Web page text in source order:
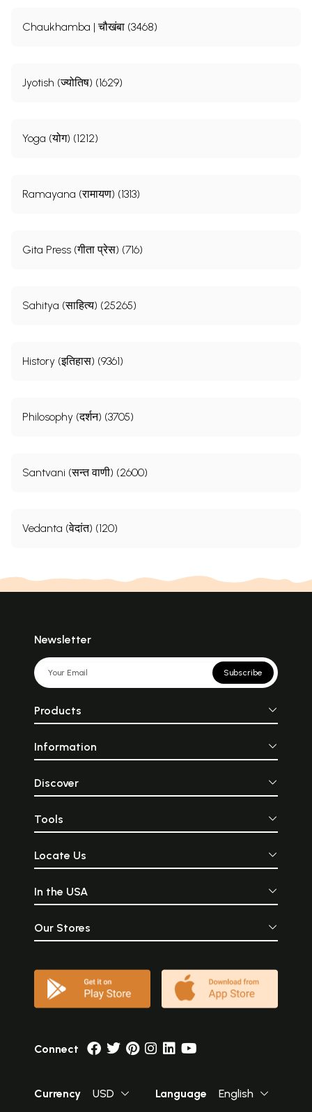
Chaukhamba | चौखंबा (3468)
Jyotish (ज्योतिष) (1629)
Yoga (योग) (1212)
Ramayana (रामायण) (1313)
Gita Press (गीता प्रेस) (716)
Sahitya (साहित्य) (25265)
History (इतिहास) (9361)
Philosophy (दर्शन) (3705)
Santvani (सन्त वाणी) (2600)
Vedanta (वेदांत) (120)
Newsletter
Subscribe
Products
Information
Discover
Tools
Locate Us
In the USA
Our Stores
Connect
Currency USD Language English